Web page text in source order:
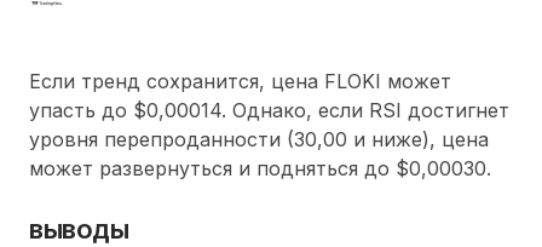
Если тренд сохранится, цена FLOKI может
упасть до $0,00014. Однако, если RSI достигнет
уровня перепроданности (30,00 и ниже), цена
может развернуться и подняться до $0,00030.
выводы